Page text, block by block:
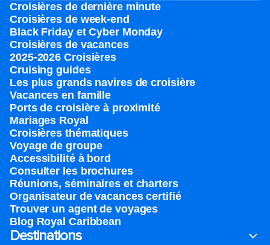
Croisières de dernière minute
Croisières de week-end
Black Friday et Cyber Monday
Croisières de vacances
2025-2026 Croisières
Cruising guides
Les plus grands navires de croisière
Vacances en famille
Ports de croisière à proximité
Mariages Royal
Croisières thématiques
Voyage de groupe​
Accessibilité à bord​
Consulter les brochures
Réunions, séminaires et charters
Organisateur de vacances certifié
Trouver un agent de voyages
Blog Royal Caribbean
Destinations